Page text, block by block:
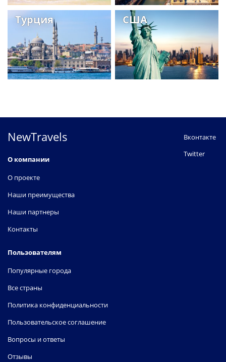
Турция США
NewTravels
О компании
О проекте
Наши преимущества
Наши партнеры
Контакты
Пользователям
Популярные города
Все страны
Политика конфиденциальности
Пользовательское соглашение
Вопросы и ответы
Отзывы
Вконтакте
Twitter